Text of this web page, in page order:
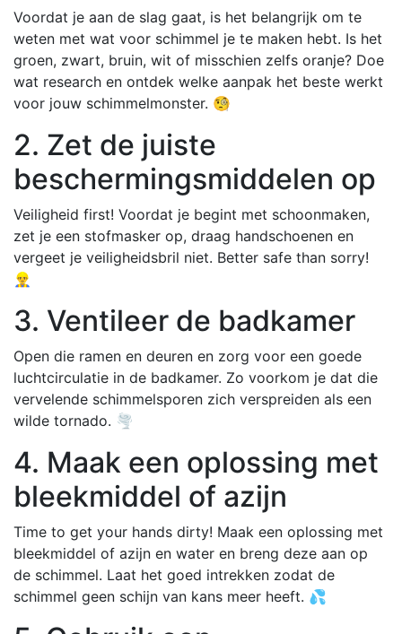
Voordat je aan de slag gaat, is het belangrijk om te
weten met wat voor schimmel je te maken hebt. Is het
groen, zwart, bruin, wit of misschien zelfs oranje? Doe
wat research en ontdek welke aanpak het beste werkt
voor jouw schimmelmonster. 🧐
2. Zet de juiste
beschermingsmiddelen op
Veiligheid first! Voordat je begint met schoonmaken,
zet je een stofmasker op, draag handschoenen en
vergeet je veiligheidsbril niet. Better safe than sorry!
👷‍♂️
3. Ventileer de badkamer
Open die ramen en deuren en zorg voor een goede
luchtcirculatie in de badkamer. Zo voorkom je dat die
vervelende schimmelsporen zich verspreiden als een
wilde tornado. 🌪️
4. Maak een oplossing met
bleekmiddel of azijn
Time to get your hands dirty! Maak een oplossing met
bleekmiddel of azijn en water en breng deze aan op
de schimmel. Laat het goed intrekken zodat de
schimmel geen schijn van kans meer heeft. 💦